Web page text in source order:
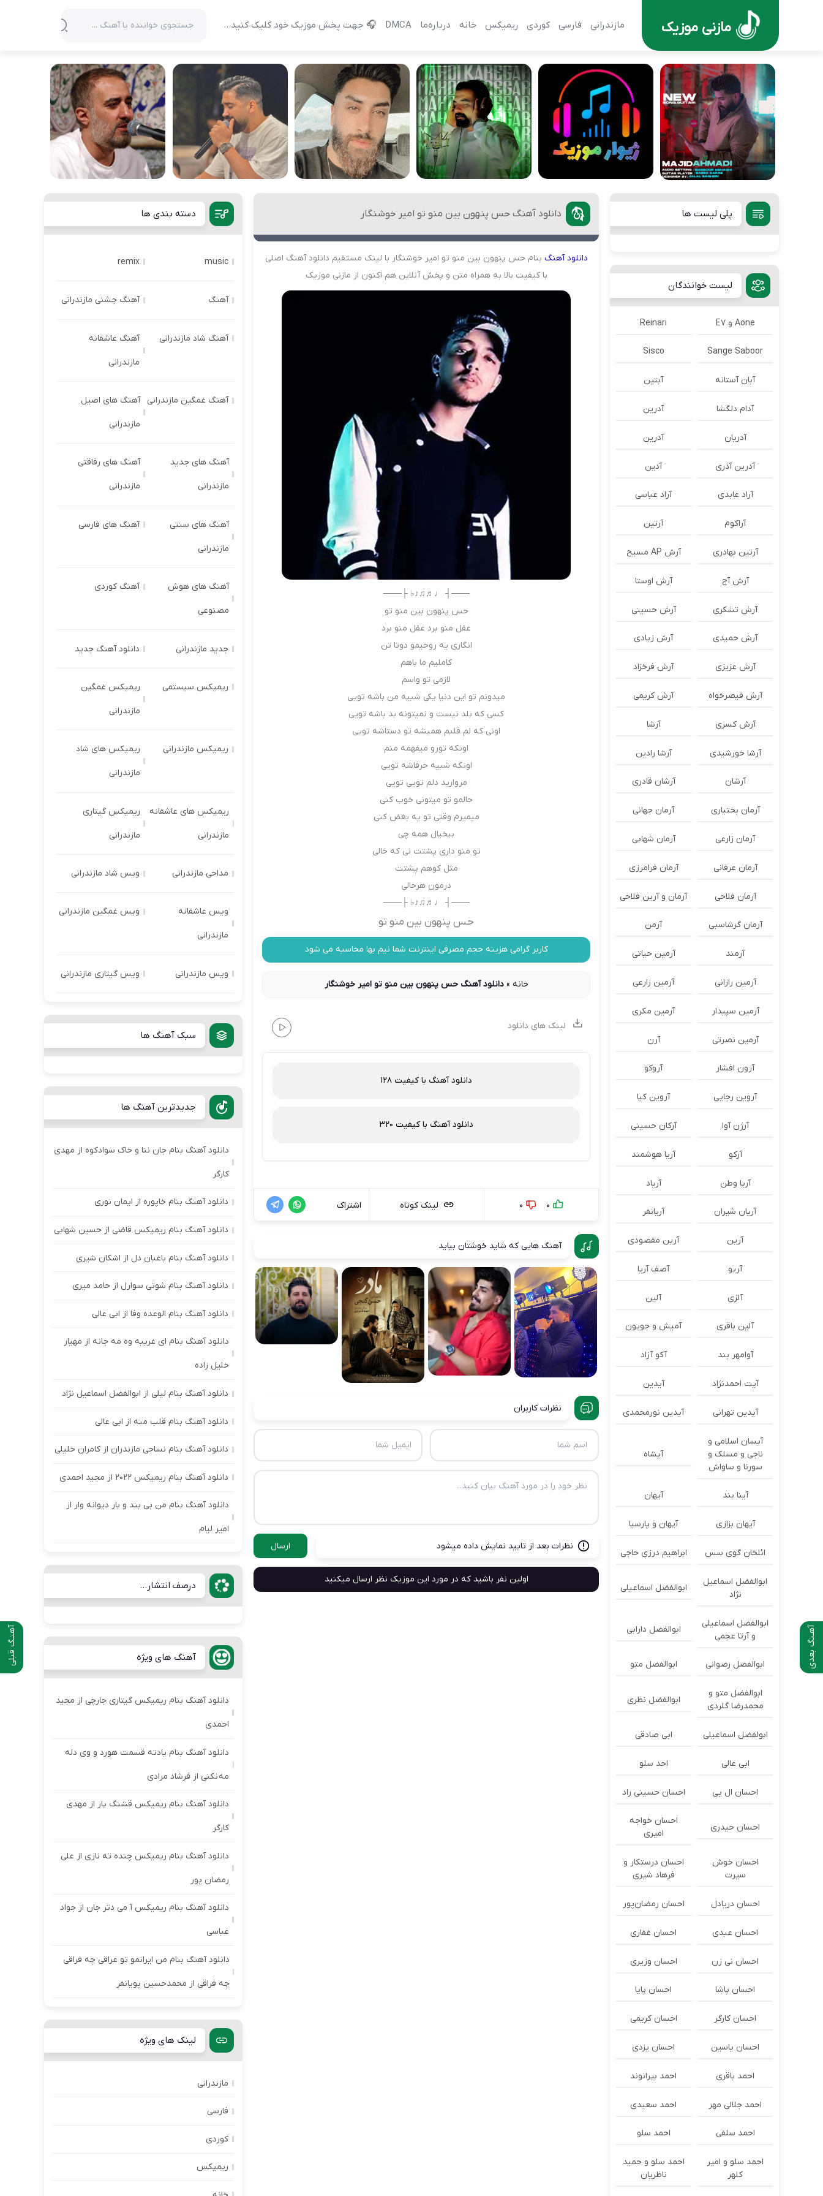
مازنی موزیک مازندرانی فارسی کوردی ریمیکس خانه درباره‌‌ما DMCA 🎧 جهت پخش موزیک خود کلیک کنید…
آهنـگ قبلی آهـنگ بعدی
دانلود آهنگ حس پنهون بین منو تو امیر خوشنگار
دانلودآهنگ بنام حس پنهون بین منو تو امیر خوشنگار با لینک مستقیم دانلود آهنگ اصلی
با کیفیت بالا به همراه متن و پخش آنلاین هم اکنون از مازنی موزیک
───┤ ♩♬♫♪♭ ├───
حس پنهون بین منو تو
عقل منو برد عقل منو برد
انگاری یه روحیمو دوتا تن
کاملیم ما باهم
لازمی تو واسم
میدونم تو این دنیا یکی شبیه من باشه تویی
کسی که بلد نیست و نمیتونه بد باشه تویی
اونی که لم قلبم همیشه تو دستاشه تویی
اونکه تورو میفهمه منم
اونکه شبیه حرفاشه تویی
مروارید دلم تویی تویی
حالمو تو میتونی خوب کنی
میمیرم وقتی تو یه بغض کنی
بیخیال همه چی
تو منو داری پشتت نی که خالی
مثل کوهم پشتت
درمون هرحالی
───┤ ♩♬♫♪♭ ├───
حس پنهون بین منو تو
کاربر گرامی هزینه حجم مصرفی اینترنت شما نیم بها محاسبه می شود
خانه »دانلود آهنگ حس پنهون بین منو تو امیر خوشنگار
لینک های دانلود
دانلود آهنگ با کیفیت 128
دانلود آهنگ با کیفیت 320
0
0 لینک کوتاه اشتراک
آهنگ هایی که شاید خوشتان بیاید
نظرات کاربران
نظرات بعد از تایید نمایش داده میشود ارسال
اولین نفر باشید که در مورد این موزیک نظر ارسال میکنید
پلی لیست ها
لیست خوانندگان
Aone و E7 Reinari
Sange Saboor
Sisco
آبان آستانه آبتین
آدام دلگشا آدرين
آدریان آدرین
آدرین آذری آدین
آراد عابدی آراد عباسی
آراکوم آرتین
آرتین بهادری آرش AP مسیح
آرش آج آرش اوستا
آرش تشکری آرش حسینی
آرش حمیدی آرش زیادی
آرش عزیزی آرش فرخزاد
آرش قیصرخواه آرش کریمی
آرش کسری آرشا
آرشا خورشیدی آرشا رادین
آرشان آرشان قادری
آرمان بختیاری آرمان جهانی
آرمان زارعی آرمان شهابی
آرمان عرفانی آرمان فرامرزی
آرمان فلاحی آرمان و آرین فلاحی
آرمان گرشاسبی آرمن
آرمند آرمین حیاتی
آرمین رازانی آرمین زارعی
آرمین سپیدار آرمین مکری
آرمین نصرتی آرن
آرون افشار آروکو
آروین رجایی آروین کیا
آرژن آوا آرکان حسینی
آرکو آریا هوشمند
آریا وطن آریاد
آریان شیران آریانفر
آرین آرین مقصودی
آریو آصف آریا
آلزی آلین
آلین باقری آمیش و جویون
آوامهر بند آکو آزاد
آیت احمدنژاد آیدین
آیدین تهرانی آیدین نورمحمدی
آیسان اسلامی و
ناجی و مسلک و
سورنا و ساواش
آیشاه
آینا بند آیهان
آیهان بزازی آیهان و پارسیا
ائلخان گوی سس ابراهیم درزی حاجی
ابوالفضل اسماعیل
نژاد
ابوالفضل اسماعیلی
ابوالفضل اسماعیلی
و آرتا عجمی
ابوالفضل دارابی
ابوالفضل رضوانی ابوالفضل متو
ابوالفضل متو و
محمدرضا گلردی
ابوالفضل نظری
ابولفضل اسماعیلی ابی صادقی
ابی عالی احد سلو
احسان ال پی احسان حسینی راد
احسان حیدری
احسان خواجه
امیری
احسان خوش
سیرت
احسان درستكار و
فرهاد شيرى
احسان دریادل احسان رمضان‌پور
احسان عبدی احسان غفاری
احسان نی زن احسان وزیری
احسان پاشا احسان پایا
احسان کارگر احسان کریمی
احسان یاسین احسان یزدی
احمد باقری احمد بیرانوند
احمد جلالی مهر احمد سعیدی
احمد سلفی احمد سلو
احمد سلو و امیر
کلهر
احمد سلو و حمید
ناظریان
دسته بندی ها
music
remix
آهنگ آهنگ جشنی مازندرانی
آهنگ شاد مازندرانی آهنگ عاشقانه
مازندرانی
آهنگ غمگین مازندرانی آهنگ های اصیل
مازندرانی
آهنگ های جدید
مازندرانی
آهنگ های رفاقتی
مازندرانی
آهنگ های سنتی
مازندرانی
آهنگ های فارسی
آهنگ های هوش
مصنوعی
آهنگ کوردی
جدید مازندرانی دانلود آهنگ جدید
ریمیکس سیستمی ریمیکس غمگین
مازندرانی
ریمیکس مازندرانی ریمیکس های شاد
مازندرانی
ریمیکس های عاشقانه
مازندرانی
ریمیکس گیتاری
مازندرانی
مداحی مازندرانی ویس شاد مازندرانی
ویس عاشقانه
مازندرانی
ویس غمگین مازندرانی
ویس مازندرانی ویس گیتاری مازندرانی
سبک آهنگ ها
جدیدترین آهنگ ها
دانلود آهنگ بنام جان ننا و خاک سوادکوه از مهدی
کارگر
دانلود آهنگ بنام خاپوره از ایمان نوری
دانلود آهنگ بنام ریمیکس قاضی از حسین شهابی
دانلود آهنگ بنام باغبان دل از اشکان شیری
دانلود آهنگ بنام شوتی سوارل از حامد میری
دانلود آهنگ بنام الوعده وفا از ابی عالی
دانلود آهنگ بنام ای غریبه وه مه جانه از مهیار
خلیل زاده
دانلود آهنگ بنام لیلی از ابوالفضل اسماعیل نژاد
دانلود آهنگ بنام قلب منه از ابی عالی
دانلود آهنگ بنام نساجی مازندران از کامران خلیلی
دانلود آهنگ بنام ریمیکس ۲۰۲۲ از مجید احمدی
دانلود آهنگ بنام من بی بند و بار دیوانه وار از
امیر لیام
درصف انتشار...
آهنگ های ویژه
دانلود آهنگ بنام ریمیکس گیتاری جارچی از مجید
احمدی
دانلود آهنگ بنام یادته قسمت هورد و وی دله
مه نکنی از فرشاد مرادی
دانلود آهنگ بنام ریمیکس قشنگ یار از مهدی
کارگر
دانلود آهنگ بنام ریمیکس چنده ته نازی از علی
رمضان پور
دانلود آهنگ بنام ریمیکس آ می دتر جان از جواد
عباسی
دانلود آهنگ بنام من ایرانمو تو عراقی چه فراقی
چه فراقی از محمدحسین پویانفر
لینک های ویژه
مازندرانی
فارسی
کوردی
ریمیکس